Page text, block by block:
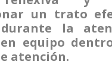
un trato
la
equipo
atención.